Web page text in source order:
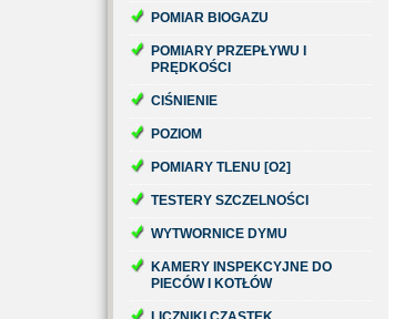
POMIAR BIOGAZU
POMIARY PRZEPŁYWU I
PRĘDKOŚCI
CIŚNIENIE
POZIOM
POMIARY TLENU [O2]
TESTERY SZCZELNOŚCI
WYTWORNICE DYMU
KAMERY INSPEKCYJNE DO
PIECÓW I KOTŁÓW